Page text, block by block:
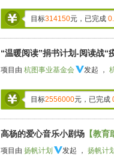
目标314150元，已完成
“温暖阅读”捐书计划-阅读战“
项目由 杭图事业基金会 发起 ，
目标2556000元，已完成
高杨的爱心音乐小剧场 【教育
项目由 扬帆计划 发起 ， 扬帆计划